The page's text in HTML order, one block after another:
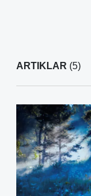
ARTIKLAR (5)